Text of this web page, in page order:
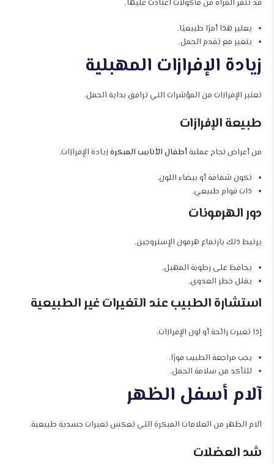
قد تنفر المرأة من مأكولات اعتادت عليها.
يعتبر هذا أمرًا طبيعيًا.
يتغير مع تقدم الحمل.
زيادة الإفرازات المهبلية
تعتبر الإفرازات من المؤشرات التي ترافق بداية الحمل.
طبيعة الإفرازات
من أعراض نجاح عمليةأطفال الأنابيب المبكرة زيادة الإفرازات.
تكون شفافة أو بيضاء اللون.
ذات قوام طبيعي.
دور الهرمونات
يرتبط ذلك بارتفاع هرمون الإستروجين.
يحافظ على رطوبة المهبل.
يقلل خطر العدوى.
استشارة الطبيب عند التغيرات غير الطبيعية
إذا تغيرت رائحة أو لون الإفرازات.
يجب مراجعة الطبيب فورًا.
للتأكد من سلامة الحمل.
آلام أسفل الظهر
آلام الظهر من العلامات المبكرة التي تعكس تغيرات جسدية طبيعية.
شد العضلات